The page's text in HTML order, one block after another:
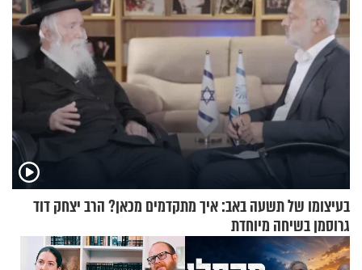
בעיצומו של תשעה באב: איך מתקדמים מכאן? הרב יצחק דוד
גרוסמן בשיחה מיוחדת